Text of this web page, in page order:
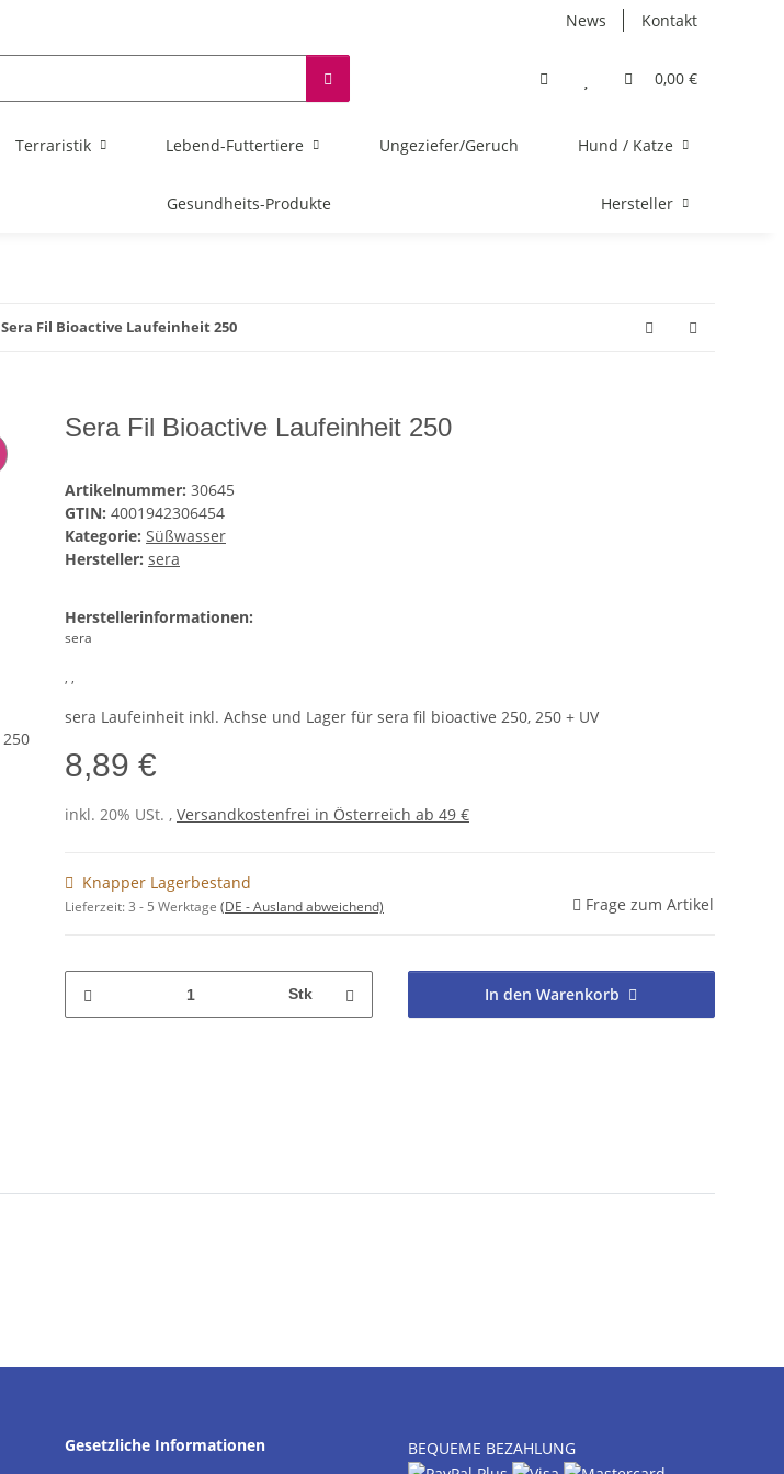
News Kontakt
0,00 €
Terraristik Lebend-Futtertiere Ungeziefer/Geruch Hund / Katze
Gesundheits-Produkte Hersteller
Sera Fil Bioactive Laufeinheit 250
Sera Fil Bioactive Laufeinheit 250
Artikelnummer: 30645
GTIN: 4001942306454
Kategorie: Süßwasser
Hersteller: sera
Herstellerinformationen:
sera
, ,
sera Laufeinheit inkl. Achse und Lager für sera fil bioactive 250, 250 + UV
8,89 €
inkl. 20% USt. , Versandkostenfrei in Österreich ab 49 €
Knapper Lagerbestand
Lieferzeit:3 - 5 Werktage (DE - Ausland abweichend) Frage zum Artikel
Stk In den Warenkorb
Gesetzliche Informationen BEQUEME BEZAHLUNG